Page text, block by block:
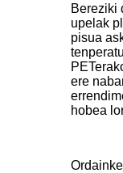
Bereziki
upelak
pisua
ere
hobea